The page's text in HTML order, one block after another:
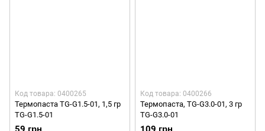
Код товара: 0400265
Термопаста TG-G1.5-01, 1,5 гр
TG-G1.5-01
Код товара: 0400266
Термопаста, TG-G3.0-01, 3 гр
TG-G3.0-01